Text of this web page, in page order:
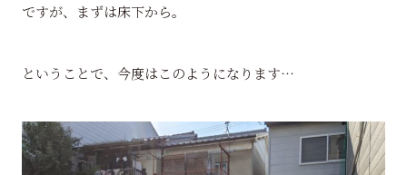
ですが、まずは床下から。
ということで、今度はこのようになります…